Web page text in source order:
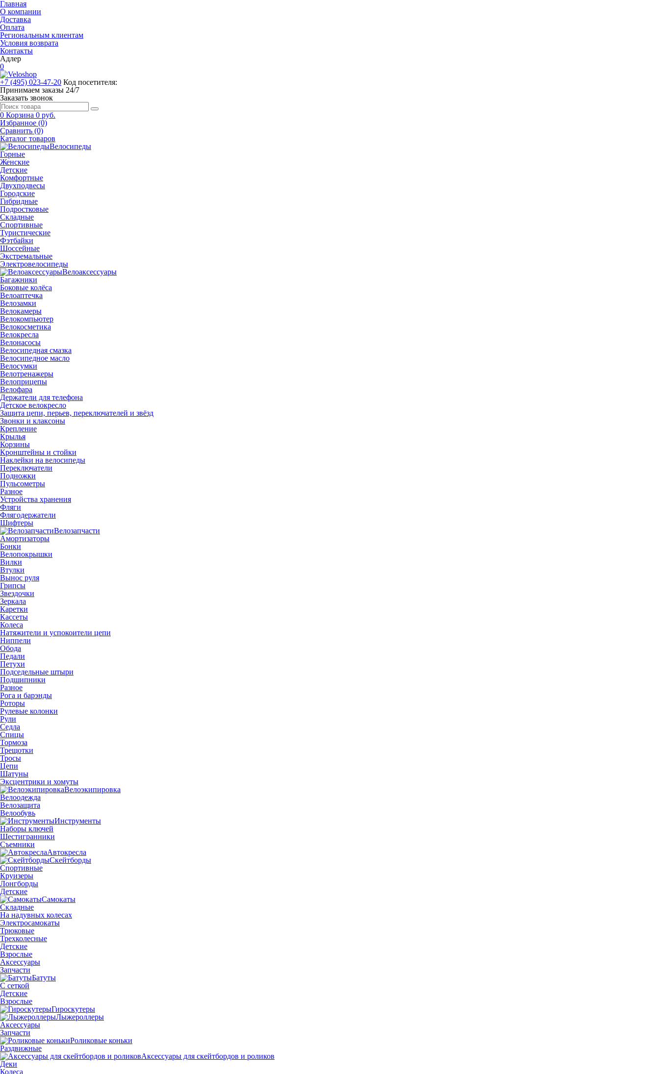
Главная
О компании
Доставка
Оплата
Региональным клиентам
Условия возврата
Контакты
Адлер
0
+7 (495) 023-47-20 Код посетителя:
Принимаем заказы 24/7
Заказать звонок
0 Корзина 0 руб.
Избранное (0)
Сравнить (0)
Каталог товаров
Велосипеды
Горные
Женские
Детские
Комфортные
Двухподвесы
Городские
Гибридные
Подростковые
Складные
Спортивные
Туристические
Фэтбайки
Шоссейные
Экстремальные
Электровелосипеды
Велоаксессуары
Багажники
Боковые колёса
Велоаптечка
Велозамки
Велокамеры
Велокомпьютер
Велокосметика
Велокресла
Велонасосы
Велосипедная смазка
Велосипедное масло
Велосумки
Велотренажеры
Велоприцепы
Велофара
Держатели для телефона
Детское велокресло
Защита цепи, перьев, переключателей и звёзд
Звонки и клаксоны
Крепление
Крылья
Корзины
Кронштейны и стойки
Наклейки на велосипеды
Переключатели
Подножки
Пульсометры
Разное
Устройства хранения
Фляги
Флягодержатели
Шифтеры
Велозапчасти
Амортизаторы
Бонки
Велопокрышки
Вилки
Втулки
Вынос руля
Грипсы
Звездочки
Зеркала
Каретки
Кассеты
Колеса
Натяжители и успокоители цепи
Ниппели
Обода
Педали
Петухи
Подседельные штыри
Подшипники
Разное
Рога и барэнды
Роторы
Рулевые колонки
Рули
Седла
Спицы
Тормоза
Трещотки
Тросы
Цепи
Шатуны
Эксцентрики и хомуты
Велоэкипировка
Велоодежда
Велозащита
Велообувь
Инструменты
Наборы ключей
Шестигранники
Съемники
Автокресла
Скейтборды
Спортивные
Круизеры
Лонгборды
Детские
Самокаты
Складные
На надувных колесах
Электросамокаты
Трюковые
Трехколесные
Детские
Взрослые
Аксессуары
Запчасти
Батуты
С сеткой
Детские
Взрослые
Гироскутеры
Лыжероллеры
Аксессуары
Запчасти
Роликовые коньки
Раздвижные
Аксессуары для скейтбордов и роликов
Деки
Колеса